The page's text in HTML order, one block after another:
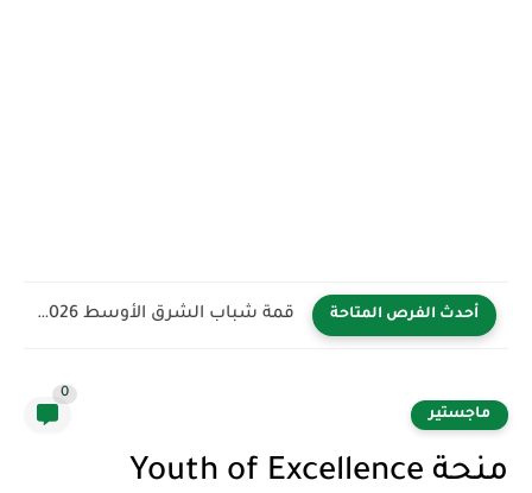
أحدث الفرص المتاحة قمة شباب الشرق الأوسط YBB 2026 في المملكة العربية السعودية...
ماجستير
0
منحة Youth of Excellence